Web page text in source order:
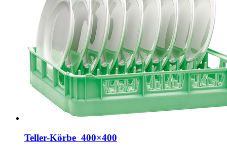
Teller-Körbe 400×400